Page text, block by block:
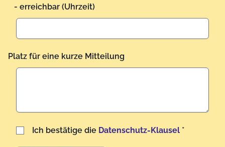
- erreichbar (Uhrzeit)
Platz für eine kurze Mitteilung
Benutzername
Ich bestätige die Datenschutz-Klausel *